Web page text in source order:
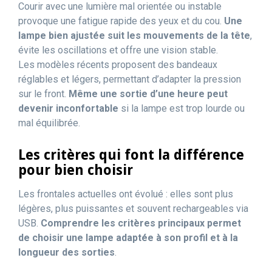
Courir avec une lumière mal orientée ou instable
provoque une fatigue rapide des yeux et du cou. Une
lampe bien ajustée suit les mouvements de la tête,
évite les oscillations et offre une vision stable.
Les modèles récents proposent des bandeaux
réglables et légers, permettant d’adapter la pression
sur le front. Même une sortie d’une heure peut
devenir inconfortable si la lampe est trop lourde ou
mal équilibrée.
Les critères qui font la différence
pour bien choisir
Les frontales actuelles ont évolué : elles sont plus
légères, plus puissantes et souvent rechargeables via
USB. Comprendre les critères principaux permet
de choisir une lampe adaptée à son profil et à la
longueur des sorties.